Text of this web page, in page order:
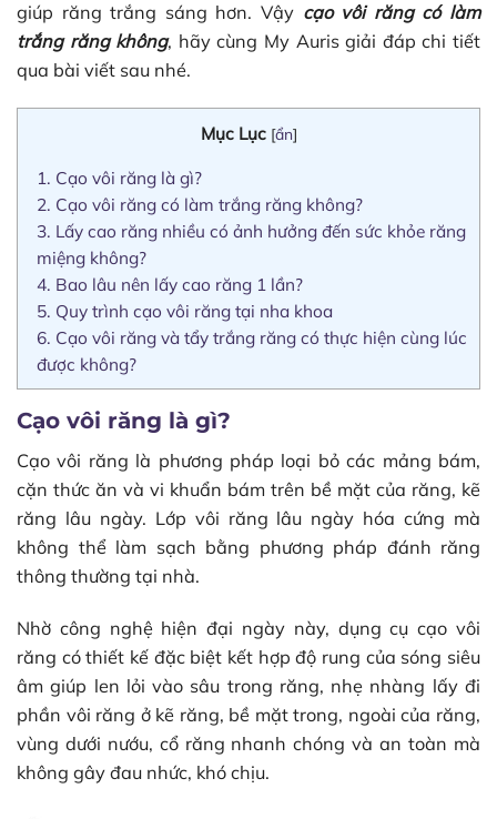
giúp răng trắng sáng hơn. Vậy cạo vôi răng có làm
trắng răng không, hãy cùng My Auris giải đáp chi tiết
qua bài viết sau nhé.
Mục Lục [ẩn]
1. Cạo vôi răng là gì?
2. Cạo vôi răng có làm trắng răng không?
3. Lấy cao răng nhiều có ảnh hưởng đến sức khỏe răng
miệng không?
4. Bao lâu nên lấy cao răng 1 lần?
5. Quy trình cạo vôi răng tại nha khoa
6. Cạo vôi răng và tẩy trắng răng có thực hiện cùng lúc
được không?
Cạo vôi răng là gì?
Cạo vôi răng là phương pháp loại bỏ các mảng bám,
cặn thức ăn và vi khuẩn bám trên bề mặt của răng, kẽ
răng lâu ngày. Lớp vôi răng lâu ngày hóa cứng mà
không thể làm sạch bằng phương pháp đánh răng
thông thường tại nhà.
Nhờ công nghệ hiện đại ngày này, dụng cụ cạo vôi
răng có thiết kế đặc biệt kết hợp độ rung của sóng siêu
âm giúp len lỏi vào sâu trong răng, nhẹ nhàng lấy đi
phần vôi răng ở kẽ răng, bề mặt trong, ngoài của răng,
vùng dưới nướu, cổ răng nhanh chóng và an toàn mà
không gây đau nhức, khó chịu.